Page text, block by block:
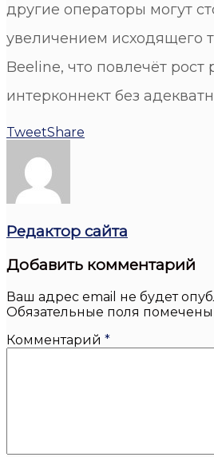
другие операторы могут
увеличением исходящего
Beeline, что повлечёт рост
интерконнект без
TweetShare
Редактор сайта
Добавить комментарий
Ваш адрес email не будет
Обязательные поля помечены
Комментарий *